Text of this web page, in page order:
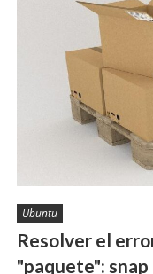
Ubuntu
Resolver el
"paquete":